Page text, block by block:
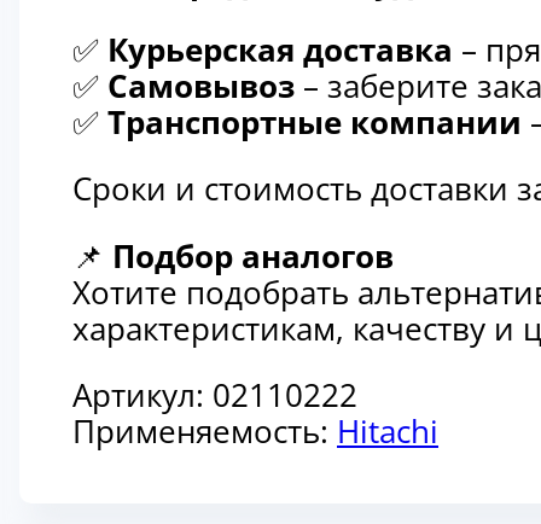
✅ Курьерская доставка –
✅ Самовывоз – заберите
✅ Транспортные компании
Сроки и стоимость доставки
📌 Подбор аналогов
Хотите подобрать
характеристикам, качеству
Артикул: 02110222
Применяемость: Hitachi